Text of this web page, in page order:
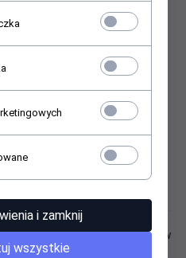
laminowanych:
naszej ofercie możemy zrobić w
jaka jest w naszej ofercie.
i zamknij
wszystkie